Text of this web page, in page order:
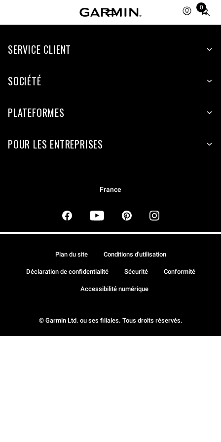
0
Total
items
cart:
SERVICE CLIENT
SOCIÉTÉ
PLATEFORMES
POUR LES ENTREPRISES
France
© Garmin Ltd. ou ses filiales. Tous droits réservés.
Plan du site Conditions d'utilisation
Déclaration de confidentialité Sécurité Conformité
Accessibilité numérique